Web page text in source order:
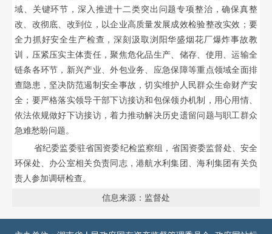
域、关键环节，深入推进十二类突出问题专项整治，确保真整
改、改彻底、改到位，以企业高质量发展成效检验整改实效；要
全力抓好安全生产检查，深刻汲取浏阳华盛烟花厂爆炸事故教
训，压紧压实主体责任，聚焦危化品生产、储存、使用、运输全
链条各环节，新兴产业、外包业务、应急保障等重点领域全面排
查隐患，坚决防范遏制安全事故，切实维护人民群众生命财产安
全；要严格落实领导干部下访接访和包保领办机制，用心用情、
依法依规做好下访接访，着力推动解决历史遗留问题与职工群众
急难愁盼问题。
省纪委监委驻省国资委纪检监察组，省国资委监督处、安全
环保处、办公室相关负责同志，港航水利集团、海利集团有关负
责人参加调研检查。
信息来源：监督处